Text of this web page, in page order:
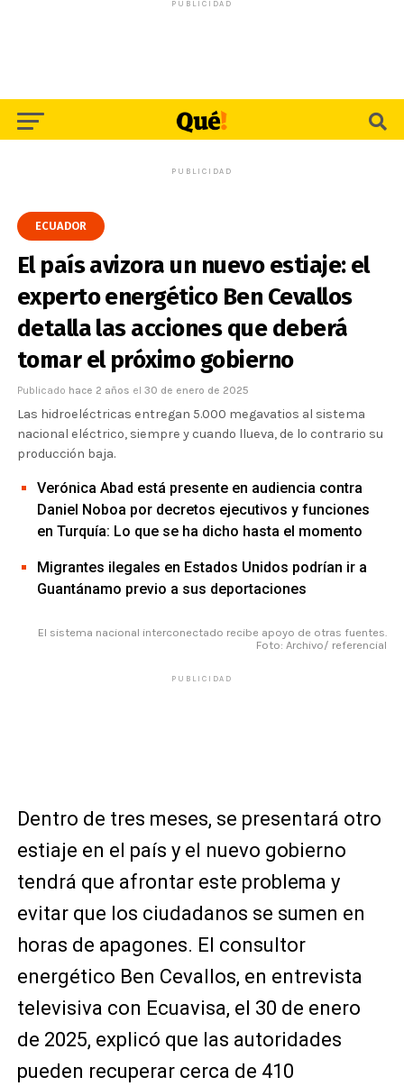
PUBLICIDAD
PUBLICIDAD
ECUADOR
El país avizora un nuevo estiaje: el
experto energético Ben Cevallos
detalla las acciones que deberá
tomar el próximo gobierno
Publicado hace 2 años el 30 de enero de 2025
Las hidroeléctricas entregan 5.000 megavatios al sistema
nacional eléctrico, siempre y cuando llueva, de lo contrario su
producción baja.
Verónica Abad está presente en audiencia contra
Daniel Noboa por decretos ejecutivos y funciones
en Turquía: Lo que se ha dicho hasta el momento
Migrantes ilegales en Estados Unidos podrían ir a
Guantánamo previo a sus deportaciones
El sistema nacional interconectado recibe apoyo de otras fuentes.
Foto: Archivo/ referencial
PUBLICIDAD
Dentro de tres meses, se presentará otro
estiaje en el país y el nuevo gobierno
tendrá que afrontar este problema y
evitar que los ciudadanos se sumen en
horas de apagones. El consultor
energético Ben Cevallos, en entrevista
televisiva con Ecuavisa, el 30 de enero
de 2025, explicó que las autoridades
pueden recuperar cerca de 410